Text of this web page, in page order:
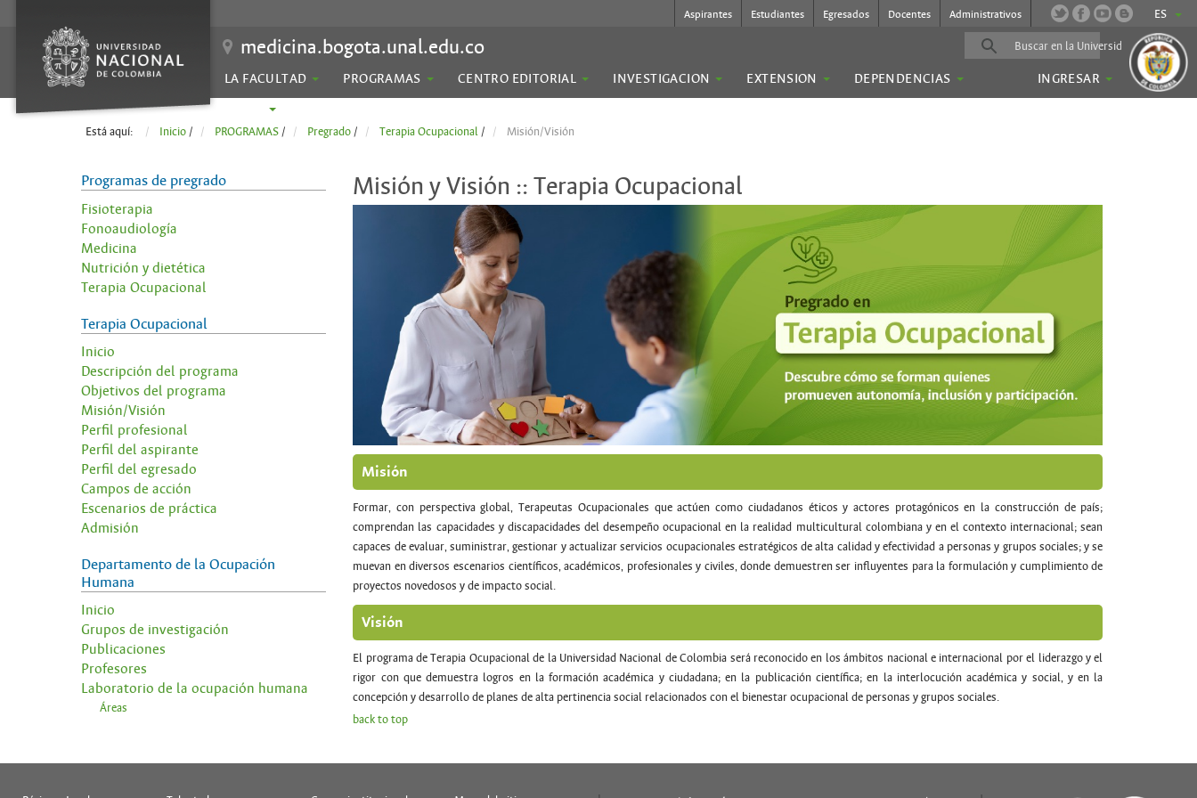
ES
Aspirantes Estudiantes Egresados Docentes Administrativos
medicina.bogota.unal.edu.co
LA FACULTAD PROGRAMAS CENTRO EDITORIAL INVESTIGACION EXTENSION DEPENDENCIAS
INGRESAR
Está aquí: Inicio / PROGRAMAS / Pregrado / Terapia Ocupacional / Misión/Visión
Programas de pregrado
Fisioterapia
Fonoaudiología
Medicina
Nutrición y dietética
Terapia Ocupacional
Terapia Ocupacional
Inicio
Descripción del programa
Objetivos del programa
Misión/Visión
Perfil profesional
Perfil del aspirante
Perfil del egresado
Campos de acción
Escenarios de práctica
Admisión
Departamento de la Ocupación
Humana
Inicio
Grupos de investigación
Publicaciones
Profesores
Laboratorio de la ocupación humana
Áreas
Misión y Visión :: Terapia Ocupacional
Misión
Formar, con perspectiva global, Terapeutas Ocupacionales que actúen como ciudadanos éticos y actores protagónicos en la construcción de país;
comprendan las capacidades y discapacidades del desempeño ocupacional en la realidad multicultural colombiana y en el contexto internacional; sean
capaces de evaluar, suministrar, gestionar y actualizar servicios ocupacionales estratégicos de alta calidad y efectividad a personas y grupos sociales; y se
muevan en diversos escenarios científicos, académicos, profesionales y civiles, donde demuestren ser influyentes para la formulación y cumplimiento de
proyectos novedosos y de impacto social.
Visión
El programa de Terapia Ocupacional de la Universidad Nacional de Colombia será reconocido en los ámbitos nacional e internacional por el liderazgo y el
rigor con que demuestra logros en la formación académica y ciudadana; en la publicación científica; en la interlocución académica y social, y en la
concepción y desarrollo de planes de alta pertinencia social relacionados con el bienestar ocupacional de personas y grupos sociales.
back to top